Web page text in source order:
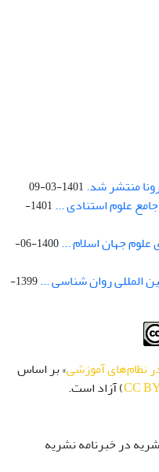
1401-03-09
1401-
1400-06-
المللی روان شناسی ...
1399-
نظام‌های آموزشی» بر اساس
CC) آزاد است.
در خبرنامه نشریه